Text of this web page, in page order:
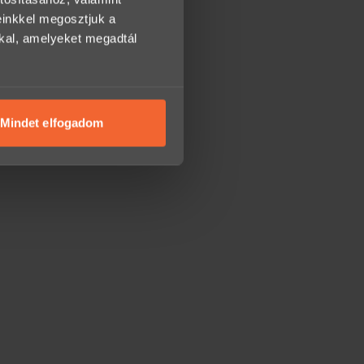
megosztjuk a
amelyeket megadtál
Mindet elfogadom